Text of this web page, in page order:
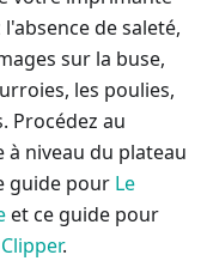
de saleté,
sur la buse,
les poulies,
Procédez au
à niveau du plateau
guide pour Le
et ce guide pour
.